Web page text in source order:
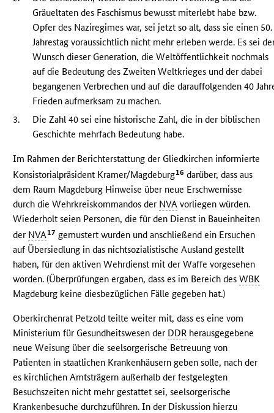
Gräueltaten des Faschismus bewusst miterlebt habe bzw.
Opfer des Naziregimes war, sei jetzt so alt, dass sie einen 50.
Jahrestag voraussichtlich nicht mehr erleben werde. Es sei
Wunsch dieser Generation, die Weltöffentlichkeit nochmals
auf die Bedeutung des Zweiten Weltkrieges und der dabei
begangenen Verbrechen und auf die darauffolgenden 40
Frieden aufmerksam zu machen.
3.
Die Zahl 40 sei eine historische Zahl, die in der biblischen
Geschichte mehrfach Bedeutung habe.
Im Rahmen der Berichterstattung der Gliedkirchen informierte
Konsistorialpräsident Kramer/Magdeburg16 darüber, dass aus
dem Raum Magdeburg Hinweise über neue Erschwernisse
durch die Wehrkreiskommandos der NVA vorliegen würden.
Wiederholt seien Personen, die für den Dienst in Baueinheiten
der NVA17 gemustert wurden und anschließend ein Ersuchen
auf Übersiedlung in das nichtsozialistische Ausland gestellt
haben, für den aktiven Wehrdienst mit der Waffe vorgesehen
worden. (Überprüfungen ergaben, dass es im Bereich desWBK
Magdeburg keine diesbezüglichen Fälle gegeben hat.)
Oberkirchenrat Petzold teilte weiter mit, dass es eine vom
Ministerium für Gesundheitswesen der DDR herausgegebene
neue Weisung über die seelsorgerische Betreuung von
Patienten in staatlichen Krankenhäusern geben solle, nach der
es kirchlichen Amtsträgern außerhalb der festgelegten
Besuchszeiten nicht mehr gestattet sei, seelsorgerische
Krankenbesuche durchzuführen. In der Diskussion hierzu